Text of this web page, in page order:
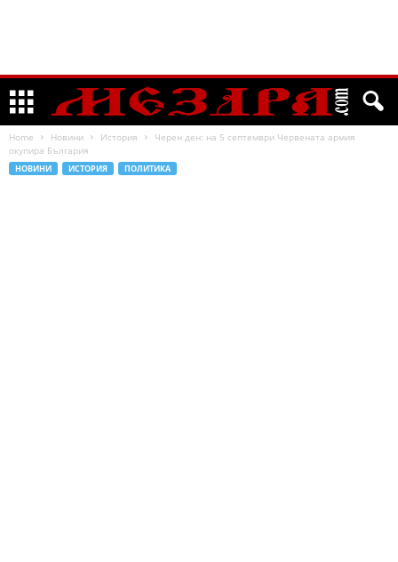
Home Новини История
Черен ден: на 5 септември Червената армия
окупира България
НОВИНИ ИСТОРИЯ ПОЛИТИКА